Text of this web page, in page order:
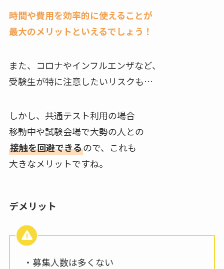
時間や費用を効率的に使えることが
最大のメリットといえるでしょう！
また、コロナやインフルエンザなど、
受験生が特に注意したいリスクも…
しかし、共通テスト利用の場合
移動中や試験会場で大勢の人との
接触を回避できるので、これも
大きなメリットですね。
デメリット
・募集人数は多くない